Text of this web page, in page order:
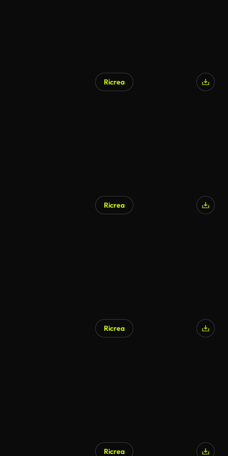
Ricrea
Ricrea
Ricrea
Ricrea